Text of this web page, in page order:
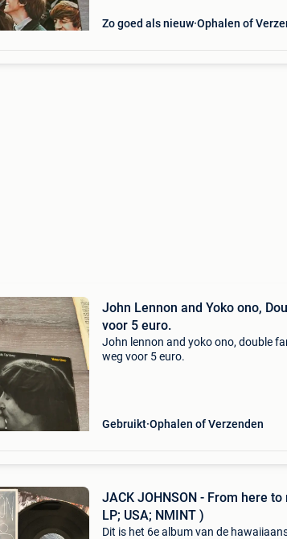
Zo goed als nieuw Ophalen of
John Lennon and Yoko ono,
voor 5 euro.
John lennon and yoko ono, double
weg voor 5 euro.
Gebruikt Ophalen of Verzenden
JACK JOHNSON - From here
LP; USA; NMINT )
Dit is het 6e album van de